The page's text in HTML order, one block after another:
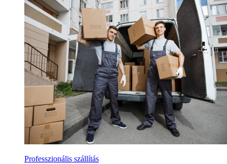
Professzionális szállítás